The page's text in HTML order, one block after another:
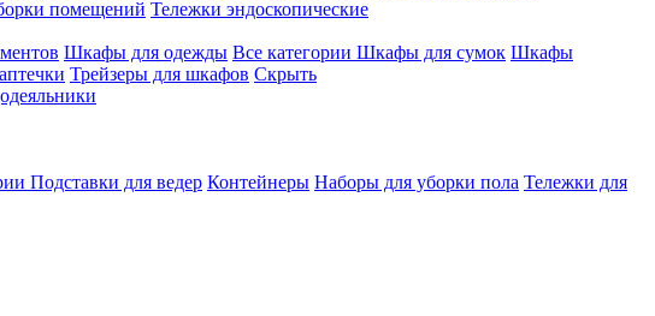
помещений Тележки эндоскопические
Шкафы для одежды Все категории Шкафы для сумок Шкафы
Трейзеры для шкафов Скрыть
Подставки для ведер Контейнеры Наборы для уборки пола Тележки для